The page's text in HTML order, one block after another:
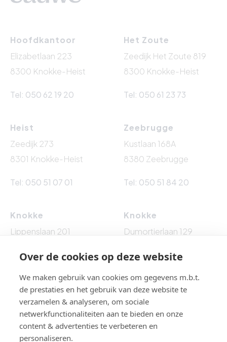
Hoofdkantoor
Elizabetlaan 223
8300 Knokke-Heist
Tel: 050 62 19 20
Het Zoute
Zeedijk Het Zoute 819
8300 Knokke-Heist
Tel: 050 61 23 73
Heist
Zeedijk 273
8301 Knokke-Heist
Tel: 050 51 07 01
Zeebrugge
Kustlaan 168A
8380 Zeebrugge
Tel: 050 51 84 20
Knokke
Lippenslaan 201
Knokke
Dumortierlaan 129
BTW BE 0861.524.009 - BA EN BORGSTELLING : NV AXA
BELGIUM (polisnr. 730.390.160) - Toezichthoudende
Over de cookies op deze website
We maken gebruik van cookies om gegevens m.b.t.
de prestaties en het gebruik van deze website te
verzamelen & analyseren, om sociale
netwerkfunctionaliteiten aan te bieden en onze
content & advertenties te verbeteren en
personaliseren.